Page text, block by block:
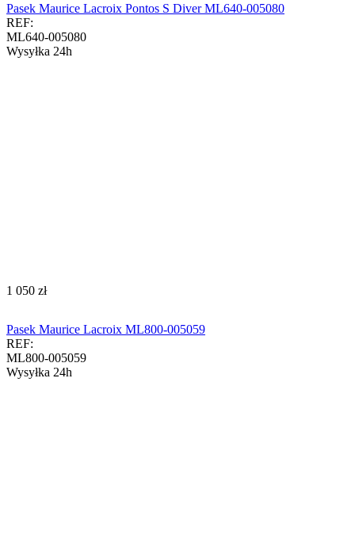
Pasek Maurice Lacroix Pontos S Diver ML640-005080
REF:
ML640-005080
Wysyłka 24h
‍1 050‍ zł
Pasek Maurice Lacroix ML800-005059
REF:
ML800-005059
Wysyłka 24h